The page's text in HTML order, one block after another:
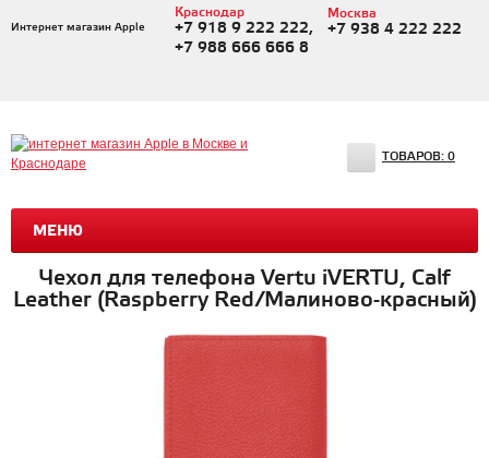
Интернет магазин Apple
Краснодар
+7 918 9 222 222,
+7 988 666 666 8
Москва
+7 938 4 222 222
МЕНЮ
ТОВАРОВ: 0
Чехол для телефона Vertu iVERTU, Calf
Leather (Raspberry Red/Малиново-красный)